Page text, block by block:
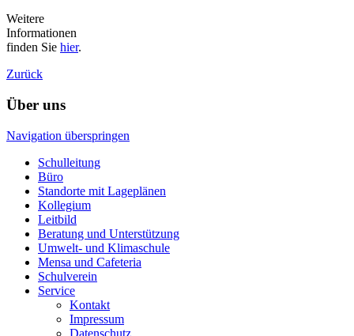
Weitere
Informationen
finden Sie hier.
Zurück
Über uns
Navigation überspringen
Schulleitung
Büro
Standorte mit Lageplänen
Kollegium
Leitbild
Beratung und Unterstützung
Umwelt- und Klimaschule
Mensa und Cafeteria
Schulverein
Service
Kontakt
Impressum
Datenschutz